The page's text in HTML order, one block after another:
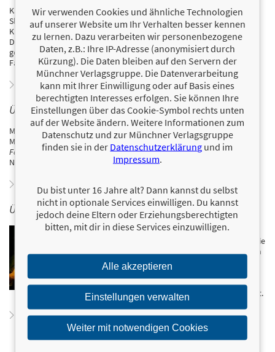
Kat Miller ist eine neugierige Ravenclaw, aber auch ehrgeizige
Slytherin. Als Mitbegründerin des Szene-PodcastsAlohomora!und
Kreativdirektorin von MuggleNet hat sie sich den Traum erfüllt, ihr
Dasein als Harry-Potter-Fan zum Beruf zu machen. In ihrer Freizeit
genießt Kat das Leben in einer Kleinstadt in Massachusetts, fährt
Fahrrad, wandert oder kuschelt mit ihren beiden Katzen.
Zum Profil von Kat Miller
ÜBER MARICA LAING
Marica Laing ist eine Hufflepuff, Creative Media Managerin bei
MuggleNet und Produzentin sowie Moderatorin vonSpeakBeasty: A
Fantastic Beasts Podcast. Ihre Katze Luna hat mit mehr als einem
Nickerchen auf der Tastatur zu diesem Buch beigetragen.
Zum Profil von Marica Laing
ÜBER MILLICENT SHACKLEBOLT
Millicent Cornelia Shacklebolt stammt wie ihr
Jugendfreund Horace Slughorn aus Großbritannien. Die
Animaga und Expertin für Zauberstäbe unterrichtete in
Hogwarts zwei Jahre lang Zauberkunst, bevor sie von
Albus Dumbledore in einer Angelegenheit von
strengster Geheimhaltung nach Rumänien entsandt
wurde. Ihr gegenwärtiger Aufenthaltsort ist unbekannt.
Zum Profil von Millicent Shacklebolt
Wir verwenden Cookies und ähnliche Technologien
auf unserer Website um Ihr Verhalten besser kennen
zu lernen. Dazu verarbeiten wir personenbezogene
Daten, z.B.: Ihre IP-Adresse (anonymisiert durch
Kürzung). Die Daten bleiben auf den Servern der
Münchner Verlagsgruppe. Die Datenverarbeitung
kann mit Ihrer Einwilligung oder auf Basis eines
berechtigten Interesses erfolgen. Sie können Ihre
Einstellungen über das Cookie-Symbol rechts unten
auf der Website ändern. Weitere Informationen zum
Datenschutz und zur Münchner Verlagsgruppe
finden sie in der Datenschutzerklärung und im
Impressum.
Du bist unter 16 Jahre alt? Dann kannst du selbst
nicht in optionale Services einwilligen. Du kannst
jedoch deine Eltern oder Erziehungsberechtigten
bitten, mit dir in diese Services einzuwilligen.
Alle akzeptieren
Einstellungen verwalten
Weiter mit notwendigen Cookies